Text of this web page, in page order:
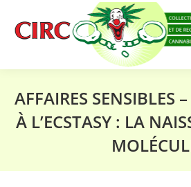
AFFAIRES SENSIBLES
À L’ECSTASY : LA